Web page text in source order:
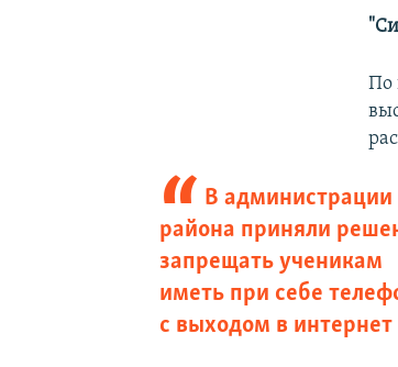
По
В администрации
района приняли
запрещать ученикам
иметь при себе
с выходом в интернет